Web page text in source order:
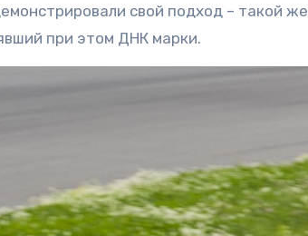
свой подход – такой же
при этом ДНК марки.